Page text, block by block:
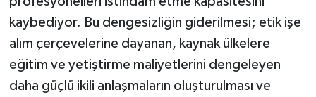
kaybediyor. Bu dengesizliğin giderilmesi; etik işe
alım çerçevelerine dayanan, kaynak ülkelere
eğitim ve yetiştirme maliyetlerini dengeleyen
daha güçlü ikili anlaşmaların oluşturulması ve